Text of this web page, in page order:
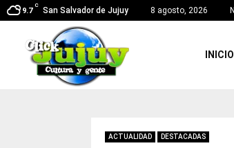
9.7
C
San Salvador de Jujuy 8 agosto, 2026
INICIO
ACTUALIDAD DESTACADAS